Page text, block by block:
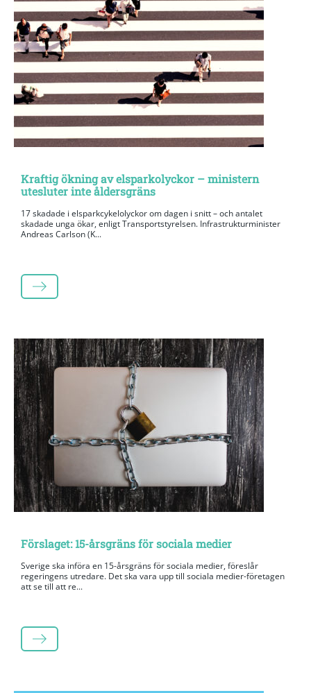
Kraftig ökning av elsparkolyckor – ministern
utesluter inte åldersgräns
17 skadade i elsparkcykelolyckor om dagen i snitt – och antalet
skadade unga ökar, enligt Transportstyrelsen. Infrastrukturminister
Andreas Carlson (K...
LÄS MER
Förslaget: 15-årsgräns för sociala medier
Sverige ska införa en 15-årsgräns för sociala medier, föreslår
regeringens utredare. Det ska vara upp till sociala medier-företagen
att se till att re...
LÄS MER